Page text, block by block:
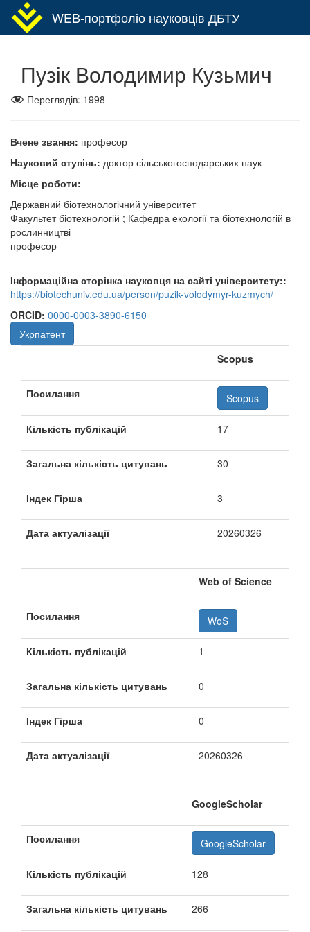
WEB-портфоліо науковців ДБТУ
Пузік Володимир Кузьмич
Переглядів: 1998
Вчене звання: професор
Науковий ступінь: доктор сільськогосподарських наук
Місце роботи:
Державний біотехнологічний університет
Факультет біотехнологій ; Кафедра екології та біотехнологій в
рослинництві
професор
Інформаційна сторінка науковця на сайті університету::
https://biotechuniv.edu.ua/person/puzik-volodymyr-kuzmych/
ORCID: 0000-0003-3890-6150
Укрпатент
Scopus
Посилання Scopus
Кількість публікацій 17
Загальна кількість цитувань 30
Індек Гірша 3
Дата актуалізації 20260326
Web of Science
Посилання WoS
Кількість публікацій 1
Загальна кількість цитувань 0
Індек Гірша 0
Дата актуалізації 20260326
GoogleScholar
Посилання GoogleScholar
Кількість публікацій 128
Загальна кількість цитувань 266